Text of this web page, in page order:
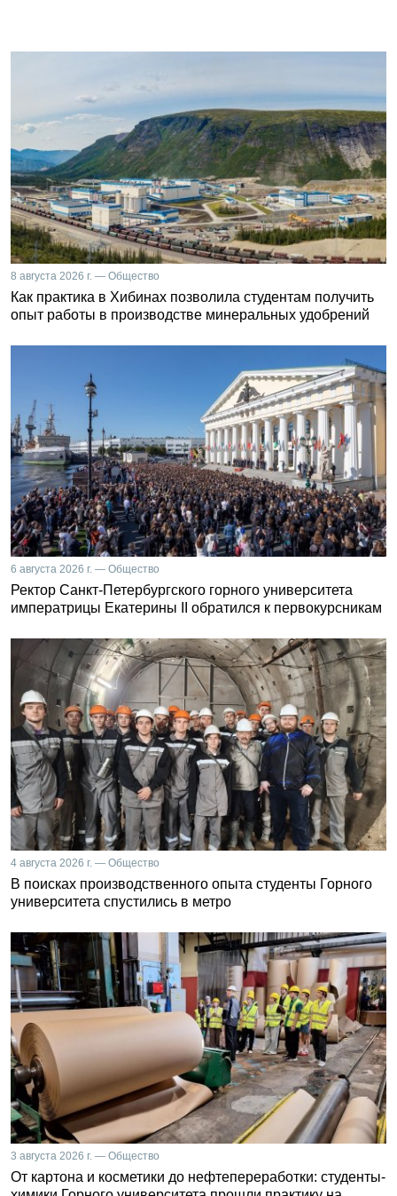
8 августа 2026 г. — Общество
Как практика в Хибинах позволила студентам получить
опыт работы в производстве минеральных удобрений
6 августа 2026 г. — Общество
Ректор Санкт-Петербургского горного университета
императрицы Екатерины II обратился к первокурсникам
4 августа 2026 г. — Общество
В поисках производственного опыта студенты Горного
университета спустились в метро
3 августа 2026 г. — Общество
От картона и косметики до нефтепереработки: студенты-